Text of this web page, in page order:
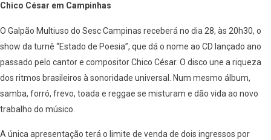
Chico César em Campinhas
O Galpão Multiuso do Sesc Campinas receberá no dia 28, às 20h30, o
show da turnê “Estado de Poesia”, que dá o nome ao CD lançado ano
passado pelo cantor e compositor Chico César. O disco une a riqueza
dos ritmos brasileiros à sonoridade universal. Num mesmo álbum,
samba, forró, frevo, toada e reggae se misturam e dão vida ao novo
trabalho do músico.
A única apresentação terá o limite de venda de dois ingressos por